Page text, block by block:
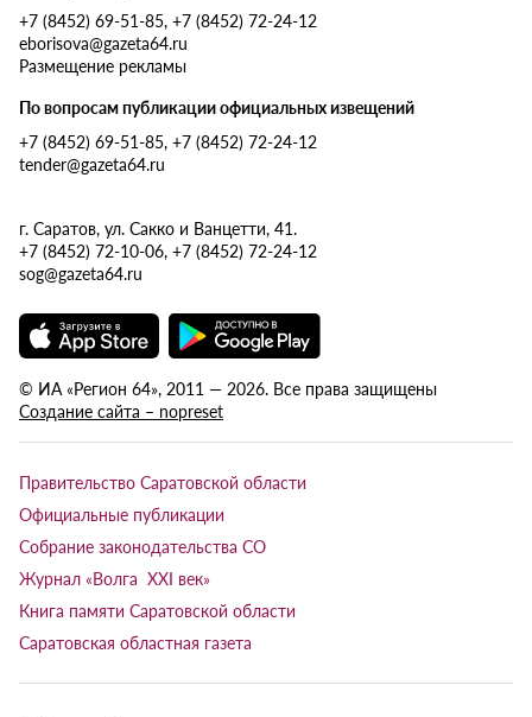
+7 (8452) 69-51-85, +7 (8452) 72-24-12
eborisova@gazeta64.ru
Размещение рекламы
По вопросам публикации официальных извещений
+7 (8452) 69-51-85, +7 (8452) 72-24-12
tender@gazeta64.ru
г. Саратов, ул. Сакко и Ванцетти, 41.
+7 (8452) 72-10-06, +7 (8452) 72-24-12
sog@gazeta64.ru
© ИА «Регион 64», 2011 — 2026. Все права защищены
Создание сайта – nopreset
Правительство Саратовской области
Официальные публикации
Собрание законодательства СО
Журнал «Волга XXI век»
Книга памяти Саратовской области
Саратовская областная газета